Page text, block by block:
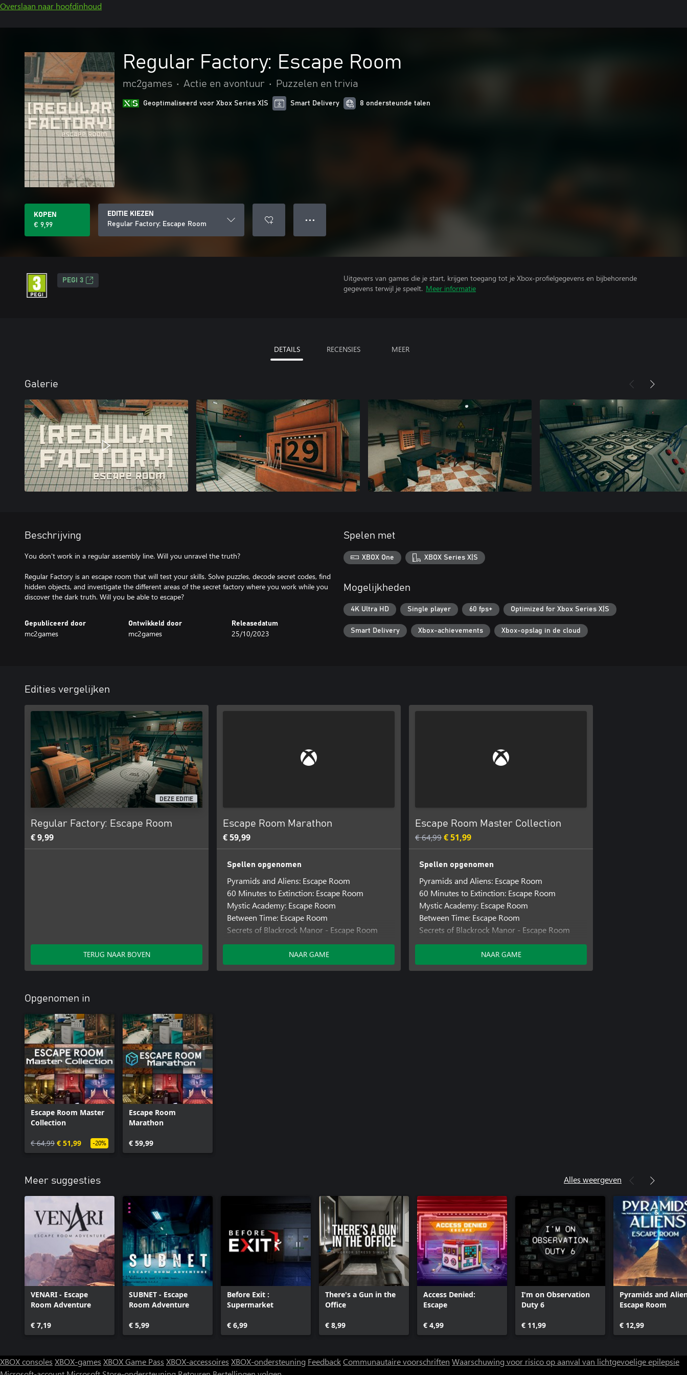
Overslaan naar hoofdinhoud
Regular Factory: Escape Room
mc2games • Actie en avontuur • Puzzelen en trivia
Geoptimaliseerd voor Xbox Series X|S Smart Delivery 8 ondersteunde talen
KOPEN
€ 9,99
EDITIE KIEZEN
Regular Factory: Escape Room
● ● ●
PEGI 3
Uitgevers van games die je start, krijgen toegang tot je Xbox-profielgegevens en bijbehorende
gegevens terwijl je speelt. Meer informatie
DETAILS RECENSIES MEER
Galerie
Beschrijving
You don't work in a regular assembly line. Will you unravel the truth?
Regular Factory is an escape room that will test your skills. Solve puzzles, decode secret codes, find
hidden objects, and investigate the different areas of the secret factory where you work while you
Gepubliceerd door
mc2games
Ontwikkeld door
mc2games
Releasedatum
25/10/2023
Spelen met
XBOX One XBOX Series X|S
Mogelijkheden
4K Ultra HD Single player 60 fps+ Optimized for Xbox Series X|S
Smart Delivery Xbox-achievements Xbox-opslag in de cloud
Edities vergelijken
DEZE EDITIE
Regular Factory: Escape Room
€ 9,99
TERUG NAAR BOVEN
Escape Room Marathon
€ 59,99
Spellen opgenomen
Pyramids and Aliens: Escape Room
60 Minutes to Extinction: Escape Room
Mystic Academy: Escape Room
Between Time: Escape Room
Secrets of Blackrock Manor - Escape Room
Tested on Humans: Escape Room
Palindrome Syndrome: Escape Room
Regular Factory: Escape Room
NAAR GAME
Escape Room Master Collection
€ 64,99€ 51,99
Spellen opgenomen
Pyramids and Aliens: Escape Room
60 Minutes to Extinction: Escape Room
Mystic Academy: Escape Room
Between Time: Escape Room
Secrets of Blackrock Manor - Escape Room
Secrets of Velendar Castle - Escape Room
Tested on Humans: Escape Room
Palindrome Syndrome: Escape Room
NAAR GAME
Opgenomen in
Escape Room Master
Collection
€ 64,99 € 51,99 -20%
Escape Room
Marathon
€ 59,99
Meer suggesties Alles weergeven
VENARI - Escape
Room Adventure
€ 7,19
SUBNET - Escape
Room Adventure
€ 5,99
Before Exit :
Supermarket
€ 6,99
There's a Gun in the
Office
€ 8,99
Access Denied:
Escape
€ 4,99
I'm on Observation
Duty 6
€ 11,99
Pyramids and
Escape Room
€ 12,99
XBOX consoles XBOX-games XBOX Game Pass XBOX-accessoires XBOX-ondersteuning FeedbackCommunautaire voorschriften Waarschuwing voor risico op aanval van lichtgevoelige epilepsie